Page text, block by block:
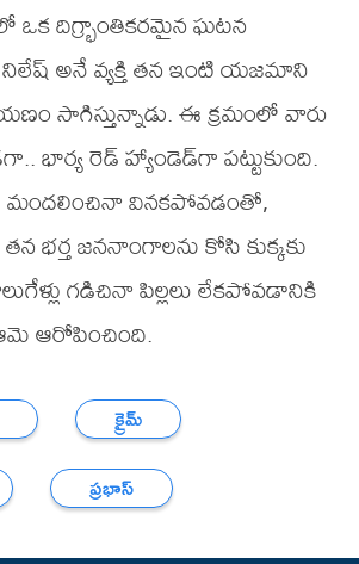
దిగ్భ్రాంతికరమైన ఘటన
నిలేష్ అనే వ్యక్తి తన ఇంటి యజమాని
సాగిస్తున్నాడు. ఈ క్రమంలో వారు
భార్య రెడ్ హ్యాండెడ్‌గా పట్టుకుంది.
మందలించినా వినకపోవడంతో,
భర్త జననాంగాలను కోసి కుక్కకు
గడిచినా పిల్లలు లేకపోవడానికి
ఆరోపించింది.
క్రైమ్
ప్రభాస్